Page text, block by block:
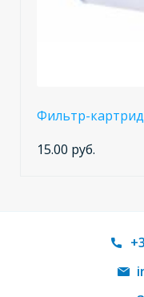
Фильтр-
15.00 руб.